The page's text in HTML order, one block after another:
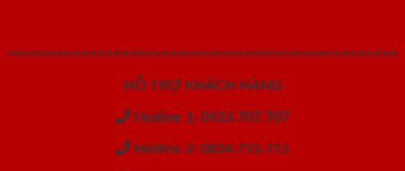
================================================
HỖ TRỢ KHÁCH HÀNG
Hotline 1: 0933.707.707
Hotline 2: 0834.715.715